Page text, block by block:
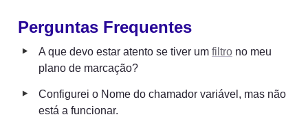
Perguntas Frequentes
‣ A que devo estar atento se tiver um filtro no meu
plano de marcação?
‣
Configurei o Nome do chamador variável, mas não
está a funcionar.